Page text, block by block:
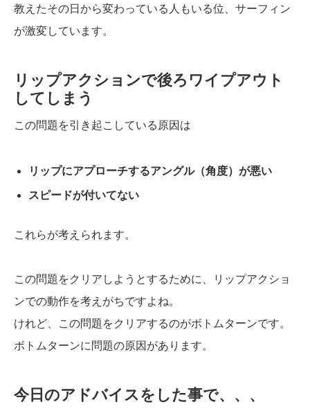
教えたその日から変わっている人もいる位、サーフィン
が激変しています。
リップアクションで後ろワイプアウト
してしまう
この問題を引き起こしている原因は
リップにアプローチするアングル（角度）が悪い
スピードが付いてない
これらが考えられます。
この問題をクリアしようとするために、リップアクショ
ンでの動作を考えがちですよね。
けれど、この問題をクリアするのがボトムターンです。
ボトムターンに問題の原因があります。
今日のアドバイスをした事で、、、